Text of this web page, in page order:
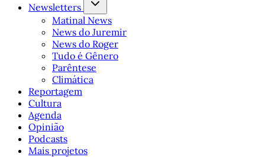
Newsletters
Matinal News
News do Juremir
News do Roger
Tudo é Gênero
Parêntese
Climática
Reportagem
Cultura
Agenda
Opinião
Podcasts
Mais projetos